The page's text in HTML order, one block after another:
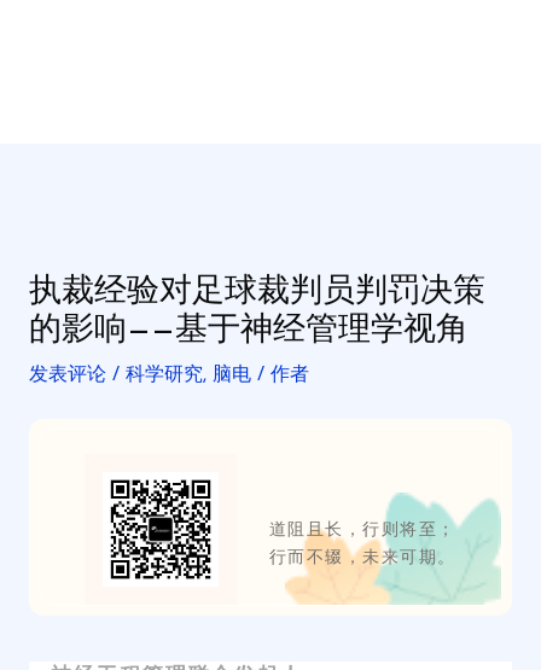
执裁经验对足球裁判员判罚决策
的影响——基于神经管理学视角
发表评论 / 科学研究, 脑电/ 作者
道阻且长，行则将至；
行而不辍，未来可期。